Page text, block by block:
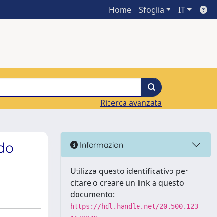
Home Sfoglia IT
Ricerca avanzata
Informazioni
Utilizza questo identificativo per
citare o creare un link a questo
documento:
https://hdl.handle.net/20.500.123